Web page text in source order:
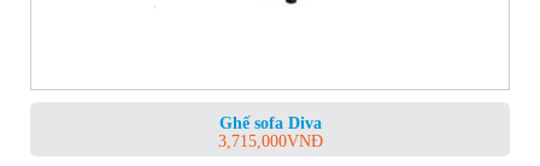
Ghế sofa Diva
3,715,000VNĐ